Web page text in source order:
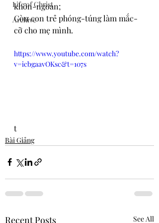
Life of Christ
Archive
khôn-ngoan;
Còn con trẻ phóng-túng làm mắc-
cỡ cho mẹ mình.
https://www.youtube.com/watch?
v=icbgaavOKsc&t=107s
t
Bài Giảng
Recent Posts See All